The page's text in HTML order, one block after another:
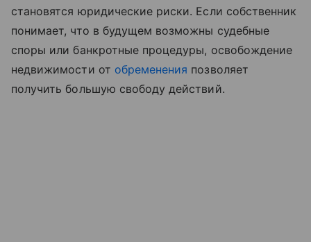
становятся юридические риски. Если собственник
понимает, что в будущем возможны судебные
споры или банкротные процедуры, освобождение
недвижимости от обременения позволяет
получить большую свободу действий.